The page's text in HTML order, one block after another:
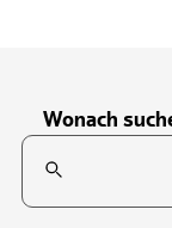
Wonach
Suchfeld